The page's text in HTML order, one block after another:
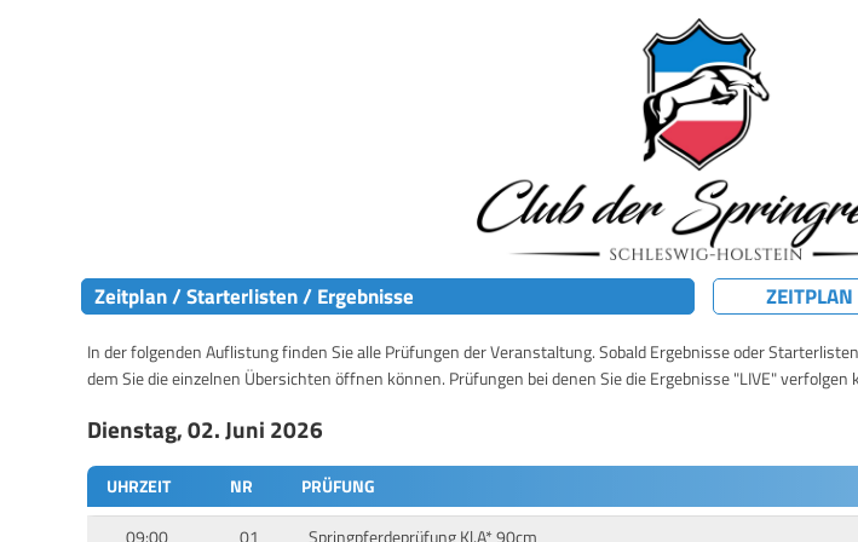
Zeitplan / Starterlisten / Ergebnisse ZEITPLAN
In der folgenden Auflistung finden Sie alle Prüfungen der Veranstaltung. Sobald Ergebnisse oder
dem Sie die einzelnen Übersichten öffnen können. Prüfungen bei denen Sie die Ergebnisse "LIVE"
Dienstag, 02. Juni 2026
UHRZEIT NR PRÜFUNG